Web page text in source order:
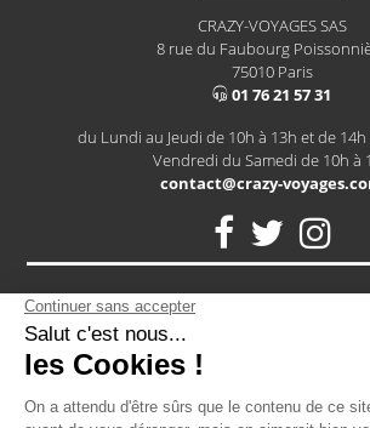
CRAZY-VOYAGES SAS
8 rue du Faubourg
75010 Paris
01 76 21 57 31
du Lundi au Jeudi de 10h à 13h et de
Vendredi du Samedi de 10h à
contact@crazy-
Notre assurance RCP vous protège contre
cou après un striptease? Notre